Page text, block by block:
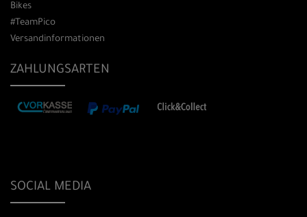
Bikes
#TeamPico
Versandinformationen
ZAHLUNGSARTEN
SOCIAL MEDIA